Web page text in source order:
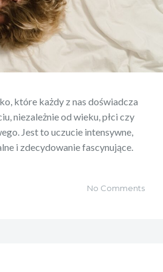
które każdy z nas doświadcza
niezależnie od wieku, płci czy
Jest to uczucie intensywne,
i zdecydowanie fascynujące.
No Comments